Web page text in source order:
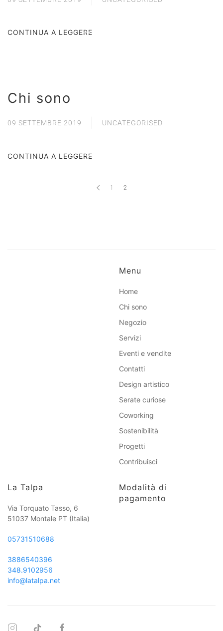
CONTINUA A LEGGERE
Chi sono
09 SETTEMBRE 2019 UNCATEGORISED
CONTINUA A LEGGERE
1 2
Menu
Home
Chi sono
Negozio
Servizi
Eventi e vendite
Contatti
Design artistico
Serate curiose
Coworking
Sostenibilità
Progetti
Contribuisci
La Talpa
Via Torquato Tasso, 6
51037 Montale PT (Italia)
05731510688
3886540396
348.9102956
info@latalpa.net
Modalità di
pagamento